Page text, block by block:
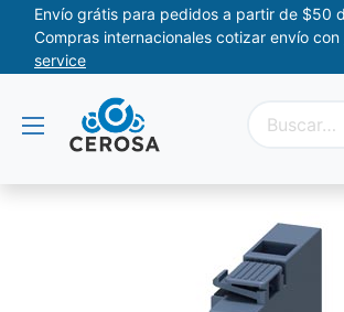
Envío grátis para pedidos a partir de $50
Compras internacionales cotizar envío con
service